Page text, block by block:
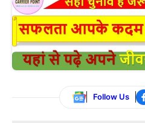
Follow Us